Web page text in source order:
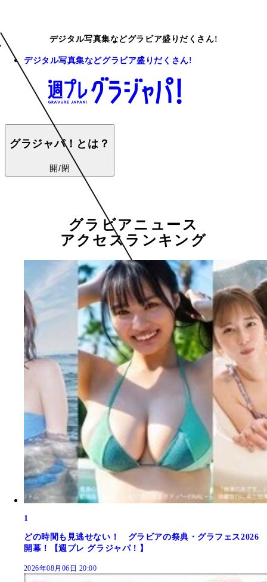
デジタル写真集などグラビア盛りだくさん!
デジタル写真集などグラビア盛りだくさん!
グラジャパ！とは？
開/閉
グラビアニュース
アクセスランキング
1
どの時間も見逃せない！ グラビアの祭典・グラフェス2026
開幕！【週プレ グラジャパ！】
2026年08月06日 20:00